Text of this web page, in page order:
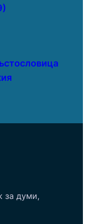
за думи,